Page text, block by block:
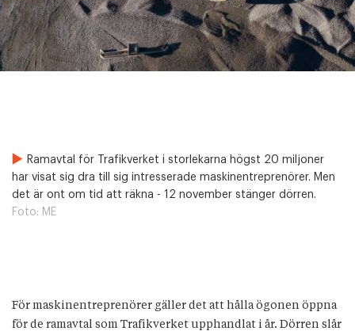
Ramavtal för Trafikverket i storlekarna högst 20 miljoner
har visat sig dra till sig intresserade maskinentreprenörer. Men
det är ont om tid att räkna - 12 november stänger dörren.
Foto: ME
För maskinentreprenörer gäller det att hålla ögonen öppna
för de ramavtal som Trafikverket upphandlat i år. Dörren slår